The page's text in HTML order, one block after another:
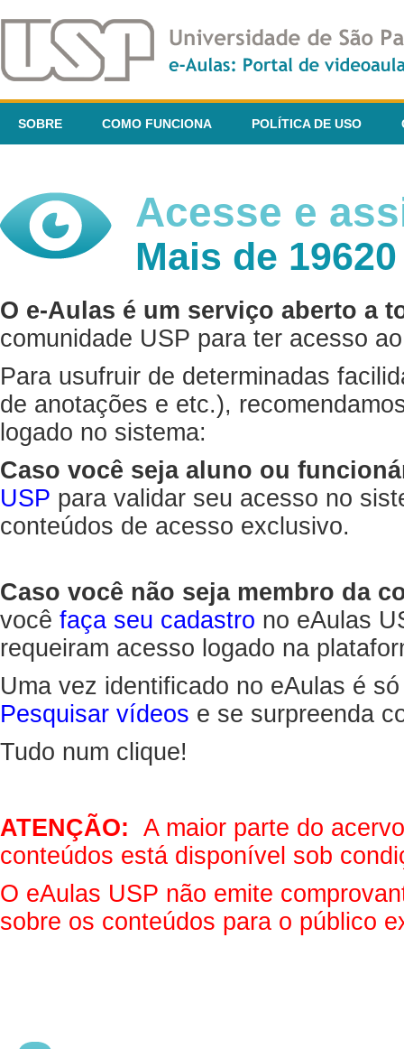
SOBRE COMO FUNCIONA POLÍTICA DE USO
Acesse e
Mais de
O e-Aulas é um serviço aberto a
comunidade USP para ter acesso
Para usufruir de determinadas
de anotações e etc.),
logado no sistema:
Caso você seja aluno ou
USP para validar seu acesso no
conteúdos de acesso exclusivo.
Caso você não seja membro da
você faça seu cadastro no eAulas
requeiram acesso logado na
Uma vez identificado no eAulas é
Pesquisar vídeos e se surpreenda
Tudo num clique!
ATENÇÃO: A maior parte do
conteúdos está disponível sob
O eAulas USP não emite
sobre os conteúdos para o público